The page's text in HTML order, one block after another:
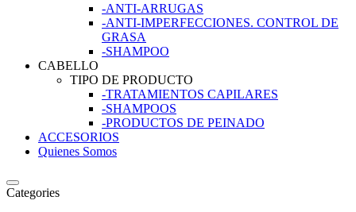
-ANTI-ARRUGAS
-ANTI-IMPERFECCIONES. CONTROL DE
GRASA
-SHAMPOO
CABELLO
TIPO DE PRODUCTO
-TRATAMIENTOS CAPILARES
-SHAMPOOS
-PRODUCTOS DE PEINADO
ACCESORIOS
Quienes Somos
Categories